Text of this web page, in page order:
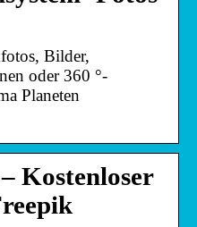
Bilder,
oder 360 °-
Planeten
Kostenloser